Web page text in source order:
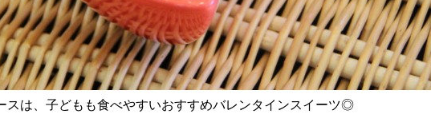
年しまばら二十歳の集
原文化会館
行ってみた＠令和7年島原城大
手門市／はみだせ島原高校生共
スは、子どもも食べやすいおすすめバレンタインスイーツ◎